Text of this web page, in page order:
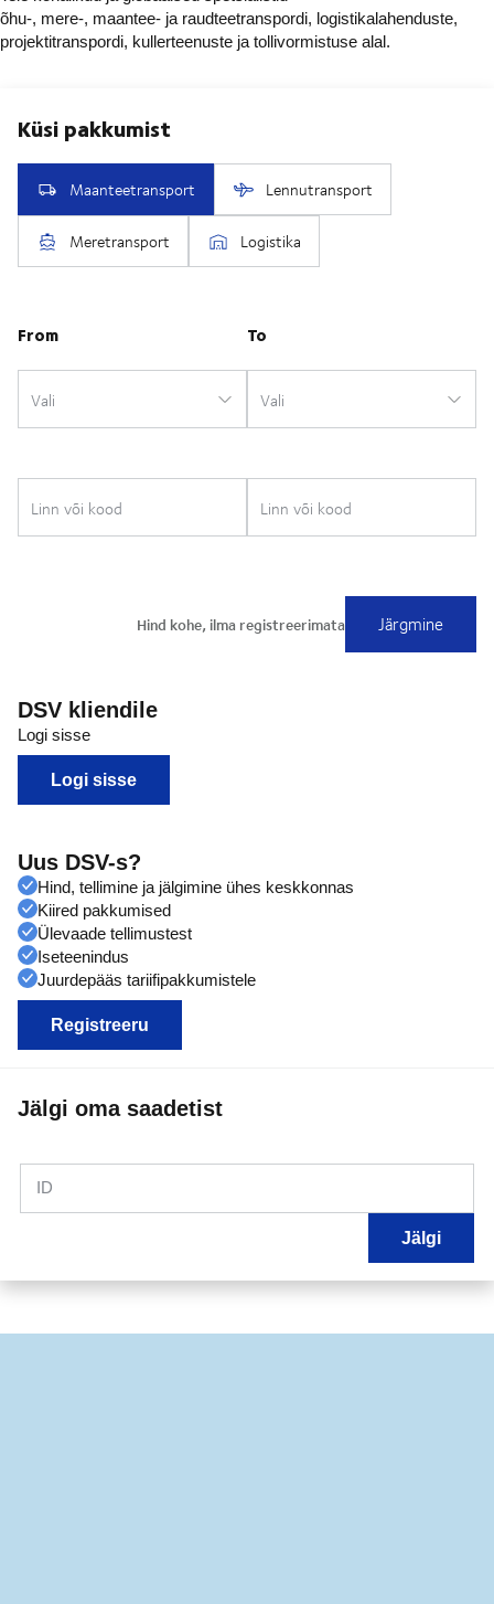
õhu-, mere-, maantee- ja raudteetranspordi, logistikalahenduste,
projektitranspordi, kullerteenuste ja tollivormistuse alal.
DSV kliendile
Logi sisse
Logi sisse
Uus DSV-s?
Hind, tellimine ja jälgimine ühes keskkonnas
Kiired pakkumised
Ülevaade tellimustest
Iseteenindus
Juurdepääs tariifipakkumistele
Registreeru
Jälgi oma saadetist
ID
Jälgi